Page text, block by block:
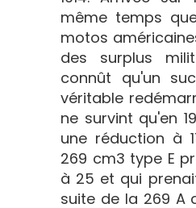
même temps
motos
des surplus
connût qu'un
véritable
ne survint qu'en
une réduction à
269 cm3 type E
à 25 et qui
suite de la 269 A